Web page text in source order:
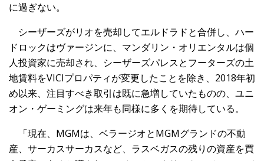
に過ぎない。
シーザーズがリオを売却してエルドラドと合併し、ハー
ドロックはヴァージンに、マンダリン・オリエンタルは個
人投資家に売却され、シーザーズパレスとフーターズの土
地賃料をVICIプロパティが変更したことを除き、2018年初
め以来、注目すべき取引は既に急増していたものの、ユニ
オン・ゲーミングは来年も同様に多くを期待している。
「現在、MGMは、ベラージオとMGMグランドの不動
産、サーカスサーカスなど、ラスベガスの残りの資産を買